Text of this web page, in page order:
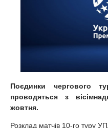
Поєдинки чергового
проводяться з
жовтня.
Розклад матчів 10-го туру